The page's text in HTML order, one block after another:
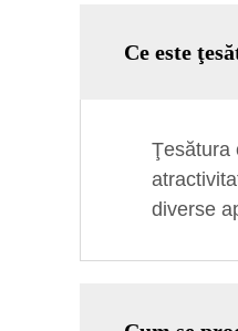
Ce este
Ţesătura
diverse